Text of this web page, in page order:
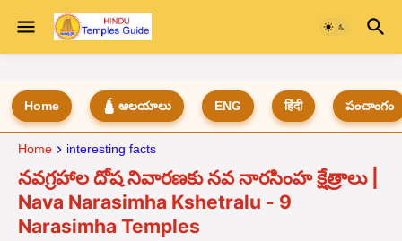
Home 🛕 ఆలయాలు ENG हिंदी పంచాంగం
Home interesting facts
నవగ్రహాల దోష నివారణకు నవ నారసింహ క్షేత్రాలు |
Nava Narasimha Kshetralu - 9
Narasimha Temples